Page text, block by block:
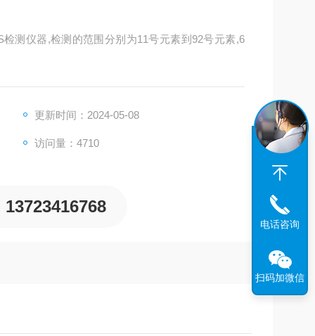
测仪器,检测的范围分别为11号元素到92号元素,6
更新时间：2024-05-08
访问量：4710
13723416768
电话咨询
扫码加微信